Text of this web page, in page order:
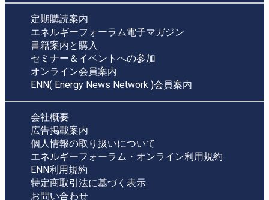
定期購読案内
エネルギーフォーラム電子マガジン
書籍案内と購入
セミナー＆イベントへの参加
オンライン会員案内
ENN( Energy News Network )会員案内
会社概要
広告掲載案内
個人情報の取り扱いについて
エネルギーフォーラム・オンライン利用規約
ENN利用規約
特定商取引法に基づく表示
お問い合わせ